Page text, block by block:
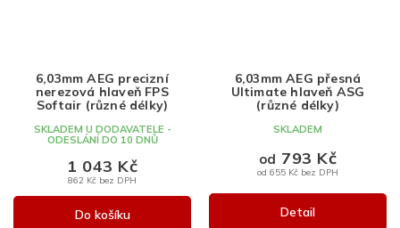
6,03mm AEG precizní
nerezová hlaveň FPS
Softair (různé délky)
SKLADEM U DODAVATELE -
ODESLÁNÍ DO 10 DNŮ
862 Kč bez DPH
1 043 Kč
Do košíku
6,03mm AEG přesná
Ultimate hlaveň ASG
(různé délky)
SKLADEM
od 655 Kč bez DPH
od 793 Kč
Detail